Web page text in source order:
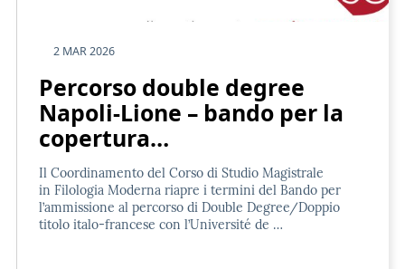
2 MAR 2026
Percorso double degree
Napoli-Lione – bando per la
copertura…
Il Coordinamento del Corso di Studio Magistrale
in Filologia Moderna riapre i termini del Bando per
l’ammissione al percorso di Double Degree/Doppio
titolo italo-francese con l’Université de …